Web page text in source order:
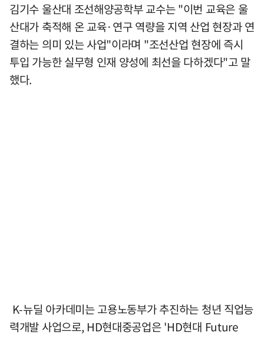
김기수 울산대 조선해양공학부 교수는 "이번 교육은 울
산대가 축적해 온 교육·연구 역량을 지역 산업 현장과 연
결하는 의미 있는 사업"이라며 "조선산업 현장에 즉시
투입 가능한 실무형 인재 양성에 최선을 다하겠다"고 말
했다.
K-뉴딜 아카데미는 고용노동부가 추진하는 청년 직업능
력개발 사업으로, HD현대중공업은 'HD현대 Future